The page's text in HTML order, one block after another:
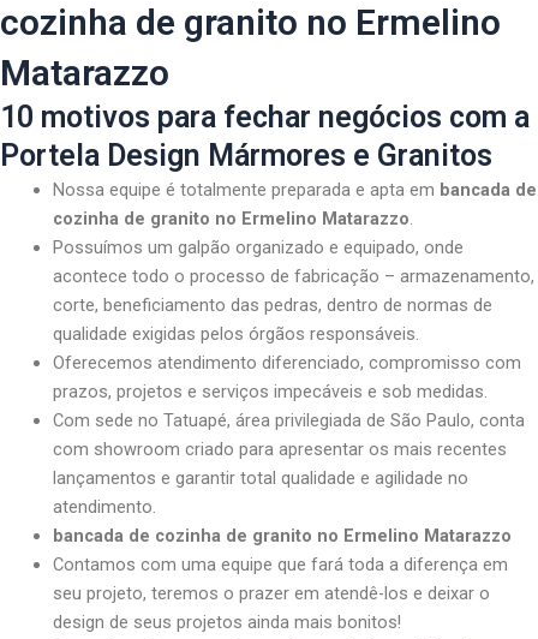
cozinha de granito no Ermelino
Matarazzo
10 motivos para fechar negócios com a
Portela Design Mármores e Granitos
Nossa equipe é totalmente preparada e apta em bancada de
cozinha de granito no Ermelino Matarazzo.
Possuímos um galpão organizado e equipado, onde
acontece todo o processo de fabricação – armazenamento,
corte, beneficiamento das pedras, dentro de normas de
qualidade exigidas pelos órgãos responsáveis.
Oferecemos atendimento diferenciado, compromisso com
prazos, projetos e serviços impecáveis e sob medidas.
Com sede no Tatuapé, área privilegiada de São Paulo, conta
com showroom criado para apresentar os mais recentes
lançamentos e garantir total qualidade e agilidade no
atendimento.
bancada de cozinha de granito no Ermelino Matarazzo
Contamos com uma equipe que fará toda a diferença em
seu projeto, teremos o prazer em atendê-los e deixar o
design de seus projetos ainda mais bonitos!